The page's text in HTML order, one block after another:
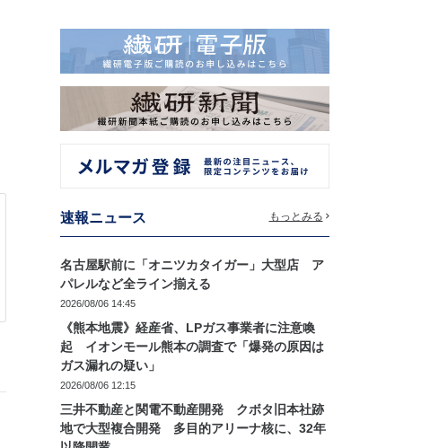
速報ニュース もっとみる
名古屋駅前に「オニツカタイガー」大型店 ア
パレルなど全ライン揃える
2026/08/06 14:45
《熊本地震》経産省、LPガス事業者に注意喚
起 イオンモール熊本の調査で「爆発の原因は
ガス漏れの疑い」
2026/08/06 12:15
三井不動産と関電不動産開発 クボタ旧本社跡
地で大型複合開発 多目的アリーナ核に、32年